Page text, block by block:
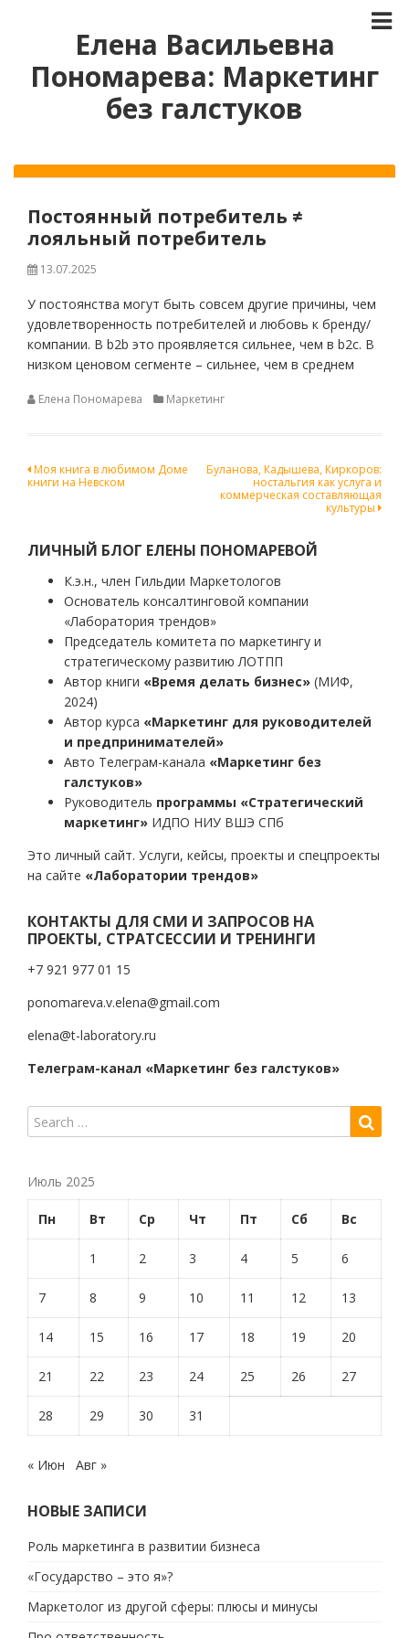
Елена Васильевна
Пономарева: Маркетинг
без галстуков
Постоянный потребитель ≠
лояльный потребитель
13.07.2025
У постоянства могут быть совсем другие причины, чем
удовлетворенность потребителей и любовь к бренду/
компании. В b2b это проявляется сильнее, чем в b2c. В
низком ценовом сегменте – сильнее, чем в среднем
Елена Пономарева Маркетинг
Навигация
Моя книга в любимом Доме
книги на Невском
Буланова, Кадышева, Киркоров:
ностальгия как услуга и
коммерческая составляющая
культуры
ЛИЧНЫЙ БЛОГ ЕЛЕНЫ ПОНОМАРЕВОЙ
К.э.н., член Гильдии Маркетологов
Основатель консалтинговой компании
«Лаборатория трендов»
Председатель комитета по маркетингу и
стратегическому развитию ЛОТПП
Автор книги «Время делать бизнес» (МИФ,
2024)
Автор курса «Маркетинг для руководителей
и предпринимателей»
Авто Телеграм-канала «Маркетинг без
галстуков»
Руководитель программы «Стратегический
маркетинг» ИДПО НИУ ВШЭ СПб
Это личный сайт. Услуги, кейсы, проекты и спецпроекты
на сайте «Лаборатории трендов»
КОНТАКТЫ ДЛЯ СМИ И ЗАПРОСОВ НА
ПРОЕКТЫ, СТРАТСЕССИИ И ТРЕНИНГИ
+7 921 977 01 15
ponomareva.v.elena@gmail.com
elena@t-laboratory.ru
Телеграм-канал «Маркетинг без галстуков»
Июль 2025
Пн Вт Ср Чт Пт Сб Вс
1 2 3 4 5 6
7 8 9 10 11 12 13
14 15 16 17 18 19 20
21 22 23 24 25 26 27
28 29 30 31
« Июн Авг »
НОВЫЕ ЗАПИСИ
Роль маркетинга в развитии бизнеса
«Государство – это я»?
Маркетолог из другой сферы: плюсы и минусы